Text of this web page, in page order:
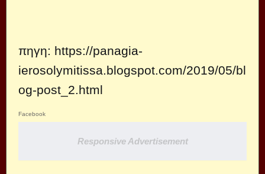
πηγη: https://panagia-
ierosolymitissa.blogspot.com/2019/05/bl
og-post_2.html
Facebook
Responsive Advertisement